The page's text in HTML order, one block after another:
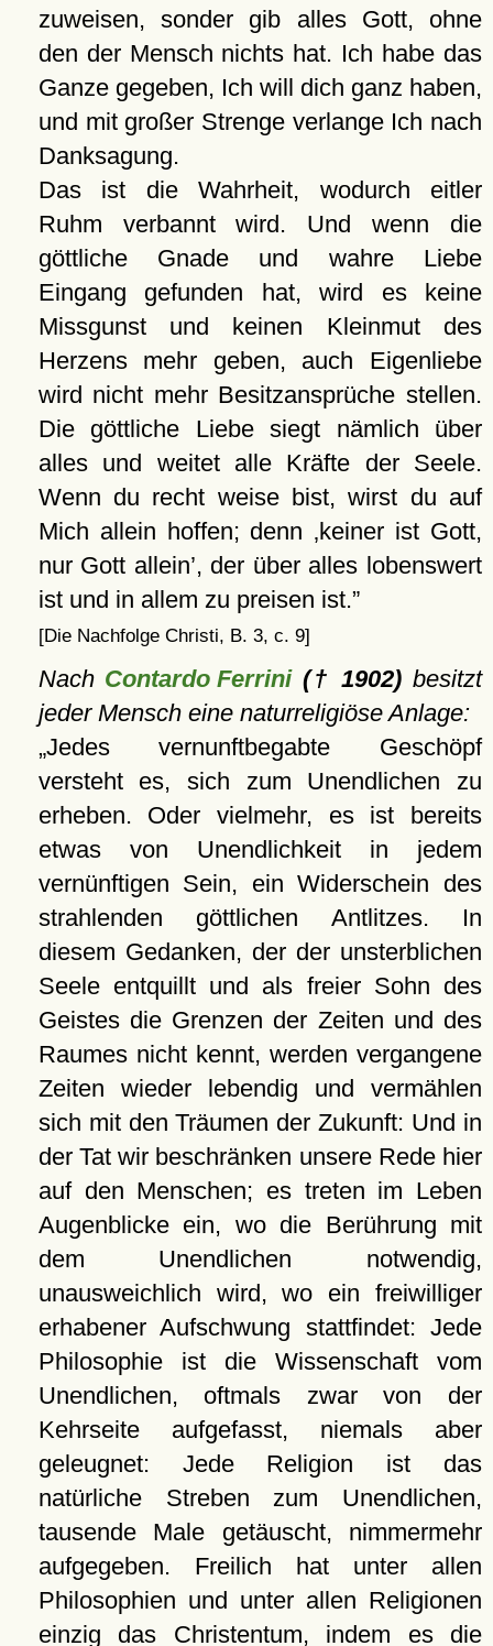
zuweisen, sonder gib alles Gott, ohne
den der Mensch nichts hat. Ich habe das
Ganze gegeben, Ich will dich ganz haben,
und mit großer Strenge verlange Ich nach
Danksagung.
Das ist die Wahrheit, wodurch eitler
Ruhm verbannt wird. Und wenn die
göttliche Gnade und wahre Liebe
Eingang gefunden hat, wird es keine
Missgunst und keinen Kleinmut des
Herzens mehr geben, auch Eigenliebe
wird nicht mehr Besitzansprüche stellen.
Die göttliche Liebe siegt nämlich über
alles und weitet alle Kräfte der Seele.
Wenn du recht weise bist, wirst du auf
Mich allein hoffen; denn
keiner ist Gott,
nur Gott allein , der über alles lobenswert
ist und in allem zu preisen ist.
[Die Nachfolge Christi, B. 3, c. 9]
Nach Contardo Ferrini(† 1902) besitzt
jeder Mensch eine naturreligiöse Anlage:
Jedes vernunftbegabte Geschöpf
versteht es, sich zum Unendlichen zu
erheben. Oder vielmehr, es ist bereits
etwas von Unendlichkeit in jedem
vernünftigen Sein, ein Widerschein des
strahlenden göttlichen Antlitzes. In
diesem Gedanken, der der unsterblichen
Seele entquillt und als freier Sohn des
Geistes die Grenzen der Zeiten und des
Raumes nicht kennt, werden vergangene
Zeiten wieder lebendig und vermählen
sich mit den Träumen der Zukunft: Und in
der Tat wir beschränken unsere Rede hier
auf den Menschen; es treten im Leben
Augenblicke ein, wo die Berührung mit
dem Unendlichen notwendig,
unausweichlich wird, wo ein freiwilliger
erhabener Aufschwung stattfindet: Jede
Philosophie ist die Wissenschaft vom
Unendlichen, oftmals zwar von der
Kehrseite aufgefasst, niemals aber
geleugnet: Jede Religion ist das
natürliche Streben zum Unendlichen,
tausende Male getäuscht, nimmermehr
aufgegeben. Freilich hat unter allen
Philosophien und unter allen Religionen
einzig das Christentum, indem es die